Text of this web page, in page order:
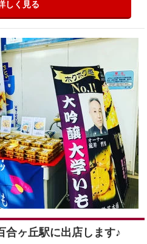
しく見る
合ヶ丘駅に出店します♪